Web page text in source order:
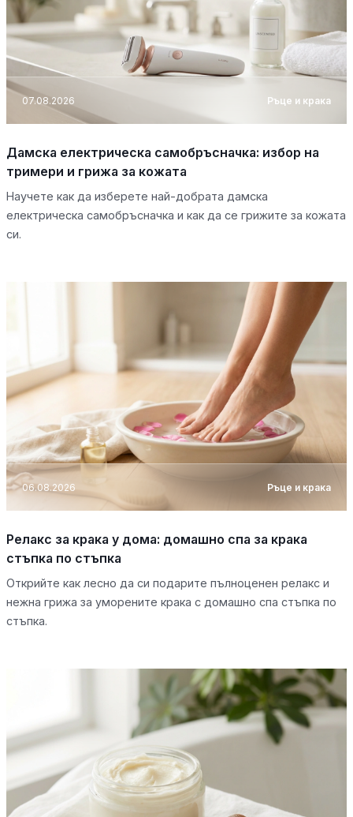
07.08.2026 Ръце и крака
Дамска електрическа самобръсначка: избор на
тримери и грижа за кожата
Научете как да изберете най-добрата дамска
електрическа самобръсначка и как да се грижите за кожата
си.
06.08.2026 Ръце и крака
Релакс за крака у дома: домашно спа за крака
стъпка по стъпка
Открийте как лесно да си подарите пълноценен релакс и
нежна грижа за уморените крака с домашно спа стъпка по
стъпка.